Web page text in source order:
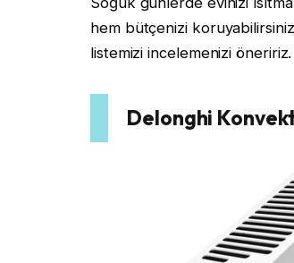
hem bütçenizi
listemizi incelemenizi öneririz.
Delonghi